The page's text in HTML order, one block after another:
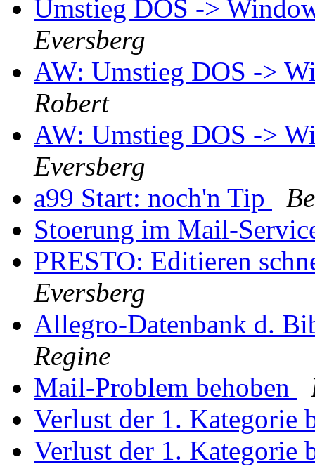
Umstieg DOS ->
Eversberg
AW: Umstieg DOS ->
Robert
AW: Umstieg DOS ->
Eversberg
a99 Start: noch'n Tip
Stoerung im Mail-
PRESTO: Editieren
Eversberg
Allegro-Datenbank d.
Regine
Mail-Problem behoben
Verlust der 1. Kategorie
Verlust der 1. Kategorie